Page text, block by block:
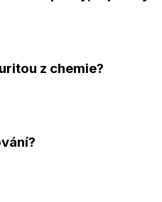
z chemie?